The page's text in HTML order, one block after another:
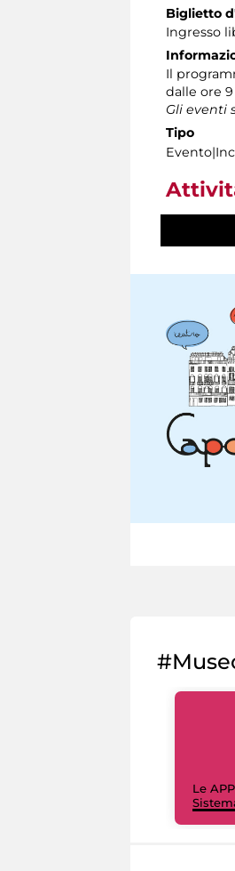
Biglietto
Ingresso
Il
dalle ore
Gli eventi
Tipo
Le